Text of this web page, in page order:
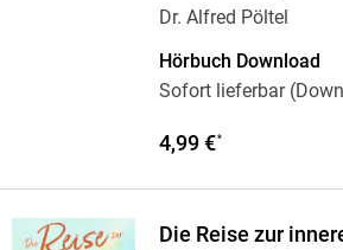
Dr. Alfred Pöltel
Hörbuch Download
Sofort lieferbar
4,99 €*
Die Reise zur